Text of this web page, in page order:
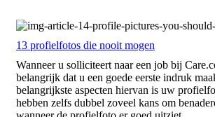
13 profielfotos die nooit mogen
Wanneer u solliciteert naar een job bij
belangrijk dat u een goede eerste indruk
belangrijkste aspecten hiervan is uw
hebben zelfs dubbel zoveel kans om